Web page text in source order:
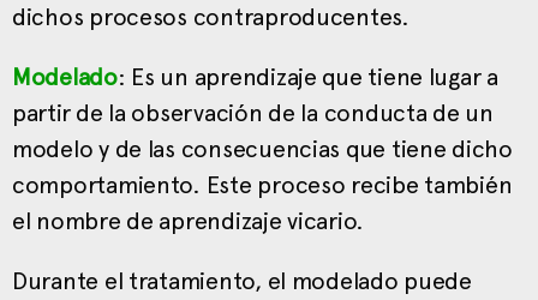
dichos procesos contraproducentes.
Modelado: Es un aprendizaje que tiene lugar a
partir de la observación de la conducta de un
modelo y de las consecuencias que tiene dicho
comportamiento. Este proceso recibe también
el nombre de aprendizaje vicario.
Durante el tratamiento, el modelado puede